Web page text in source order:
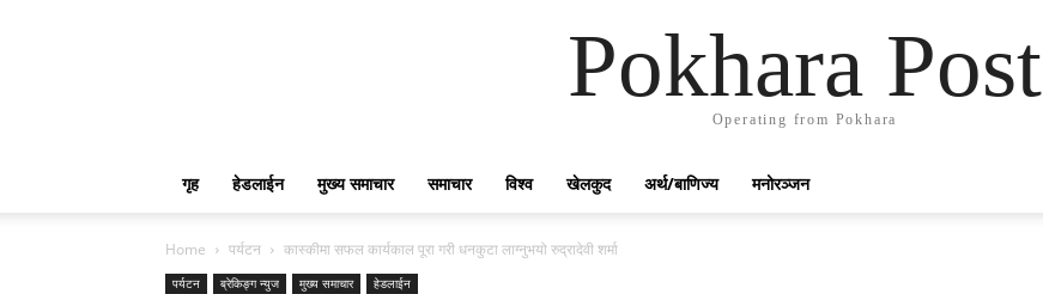
Pokhara Post
Operating from Pokhara
गृह हेडलाईन मुख्य समाचार समाचार विश्व खेलकुद अर्थ/बाणिज्य मनोरञ्जन
Home पर्यटन कास्कीमा सफल कार्यकाल पूरा गरी धनकुटा लाग्नुभयो रुद्रादेवी शर्मा
पर्यटन ब्रेकिङ्ग न्युज मुख्य समाचार हेडलाईन